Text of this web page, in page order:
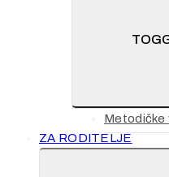
Metodičke
ZA RODITELJE